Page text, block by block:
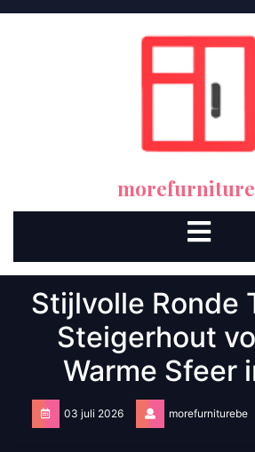
Stijlvolle Ronde
Steigerhout
Warme Sfeer
03 juli 2026 morefurniturebe